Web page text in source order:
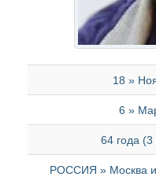
18 »
6 »
64 года
РОССИЯ » Москва